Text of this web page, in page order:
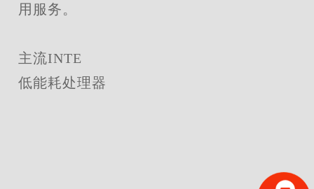
用服务。
主流INTE
低能耗处理器